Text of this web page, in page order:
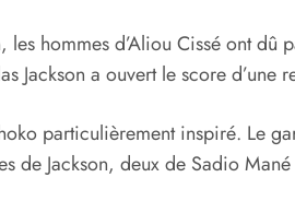
hommes d’Aliou Cissé ont
Jackson a ouvert le score
particulièrement inspiré. Le
de Jackson, deux de Sadio